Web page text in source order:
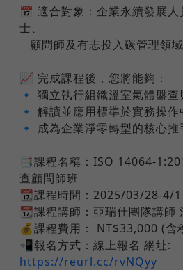
📅 適合對象：企業永續發展人
士、
顧問師及有志投入碳管理領域
📈 完成課程後，您將能夠：
🔹 獨立執行組織溫室氣體盤查
🔹 解讀並應用標準於實務操作
🔹 成為企業淨零轉型的核心推
📑課程名稱：ISO 14064-
查顧問師班
📆課程時間：2025/03/28-4/
📆課程講師：亞瑞仕團隊講師
💰課程費用： NT$33,000 (含
📲報名方式：線上報名 網址:
https://reurl.cc/rvNQyy